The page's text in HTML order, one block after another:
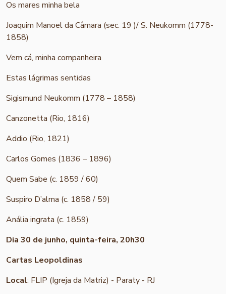
Os mares minha bela
Joaquim Manoel da Câmara (sec. 19 )/ S. Neukomm (1778-
1858)
Vem cá, minha companheira
Estas lágrimas sentidas
Sigismund Neukomm (1778 – 1858)
Canzonetta (Rio, 1816)
Addio (Rio, 1821)
Carlos Gomes (1836 – 1896)
Quem Sabe (c. 1859 / 60)
Suspiro D’alma (c. 1858 / 59)
Anália ingrata (c. 1859)
Dia 30 de junho, quinta-feira, 20h30
Cartas Leopoldinas
Local: FLIP (Igreja da Matriz) - Paraty - RJ